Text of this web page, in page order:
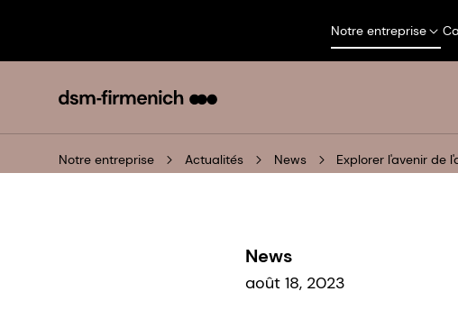
Notre entreprise
Notre entreprise Actualités News Explorer l'avenir de
News
août 18, 2023